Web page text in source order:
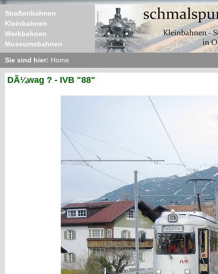
Straßenbahnen
Kleinbahnen
Werkbahnen
Museumsbahnen
Sie sind hier: Home
DÃ¼wag ? - IVB "88"